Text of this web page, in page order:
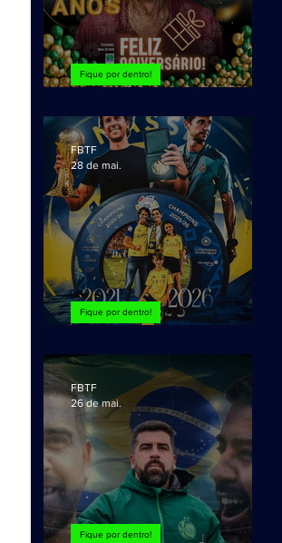
Fique por dentro!
Fique por dentro!
FBTF
28 de mai.
Fique por dentro!
FBTF
26 de mai.